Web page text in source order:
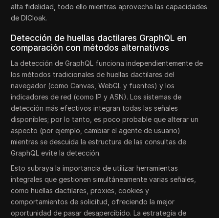
alta fidelidad, todo ello mientras aprovecha las capacidades
de DICloak.
Detección de huellas dactilares GraphQL en
comparación con métodos alternativos
La detección de GraphQL funciona independientemente de
los métodos tradicionales de huellas dactilares del
navegador (como Canvas, WebGL y fuentes) y los
indicadores de red (como IP y ASN). Los sistemas de
detección más efectivos integran todas las señales
disponibles; por lo tanto, es poco probable que alterar un
aspecto (por ejemplo, cambiar el agente de usuario)
mientras se descuida la estructura de las consultas de
GraphQL evite la detección.
Esto subraya la importancia de utilizar herramientas
integrales que gestionen simultáneamente varias señales,
como huellas dactilares, proxies, cookies y
comportamientos de solicitud, ofreciendo la mejor
oportunidad de pasar desapercibido. La estrategia de